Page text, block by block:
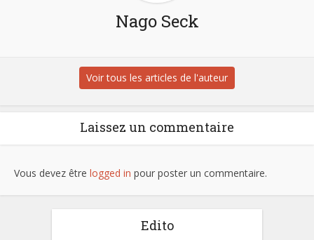
Nago Seck
Voir tous les articles de l'auteur
Laissez un commentaire
Vous devez être logged in pour poster un commentaire.
Edito